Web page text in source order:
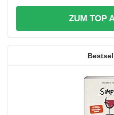
ZUM TOP